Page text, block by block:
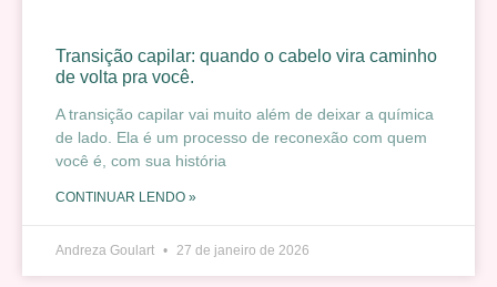
Transição capilar: quando o cabelo vira caminho
de volta pra você.
A transição capilar vai muito além de deixar a química
de lado. Ela é um processo de reconexão com quem
você é, com sua história
CONTINUAR LENDO »
Andreza Goulart 27 de janeiro de 2026